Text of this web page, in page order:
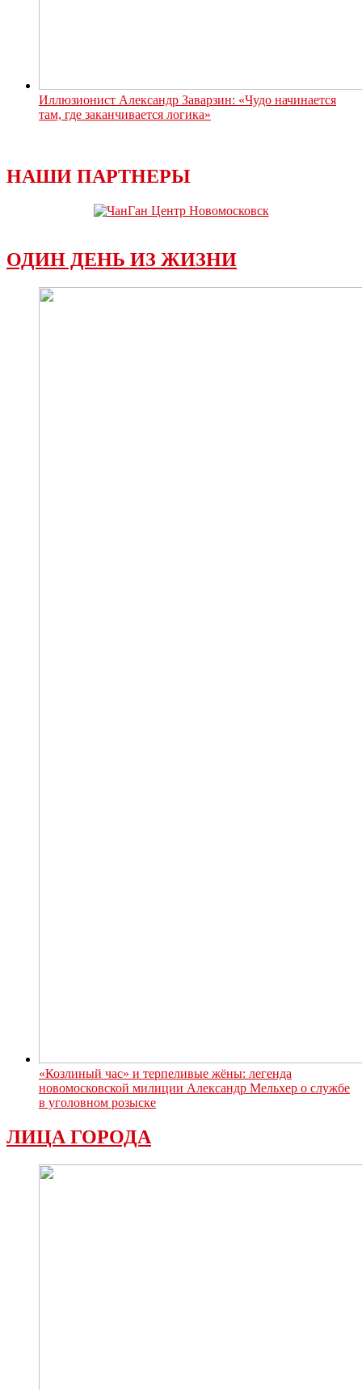
Иллюзионист Александр Заварзин: «Чудо начинается
там, где заканчивается логика»
НАШИ ПАРТНЕРЫ
ОДИН ДЕНЬ ИЗ ЖИЗНИ
«Козлиный час» и терпеливые жёны: легенда
новомосковской милиции Александр Мельхер о службе
в уголовном розыске
ЛИЦА ГОРОДА